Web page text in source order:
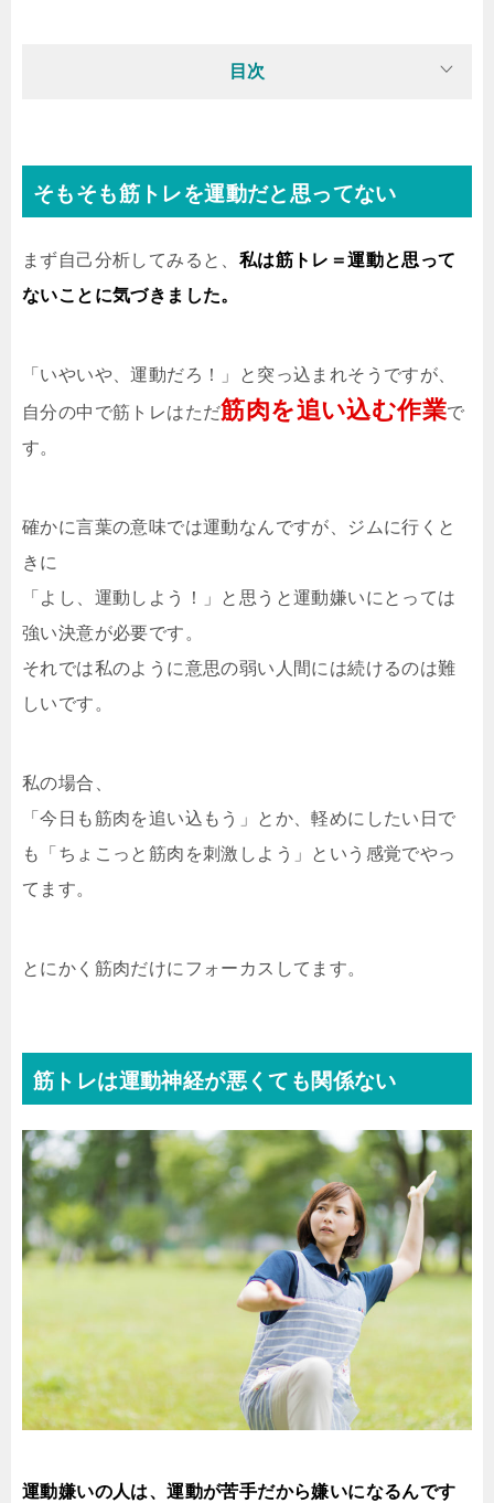
目次
そもそも筋トレを運動だと思ってない
まず自己分析してみると、 私は筋トレ＝運動と思って
ないことに気づきました。
「いやいや、運動だろ！」と突っ込まれそうですが、
自分の中で筋トレはただ筋肉を追い込む作業で
す。
確かに言葉の意味では運動なんですが、ジムに行くと
きに
「よし、運動しよう！」と思うと運動嫌いにとっては
強い決意が必要です。
それでは私のように意思の弱い人間には続けるのは難
しいです。
私の場合、
「今日も筋肉を追い込もう」とか、軽めにしたい日で
も「ちょこっと筋肉を刺激しよう」という感覚でやっ
てます。
とにかく筋肉だけにフォーカスしてます。
筋トレは運動神経が悪くても関係ない
運動嫌いの人は、運動が苦手だから嫌いになるんです